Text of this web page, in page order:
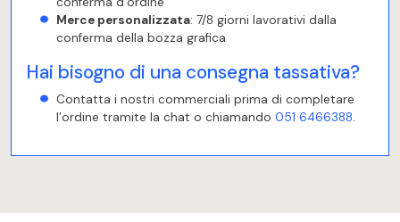
Merce personalizzata: 7/8 giorni lavorativi dalla
conferma della bozza grafica
Hai bisogno di una consegna tassativa?
Contatta i nostri commerciali prima di completare
l’ordine tramite la chat o chiamando 051 6466388.